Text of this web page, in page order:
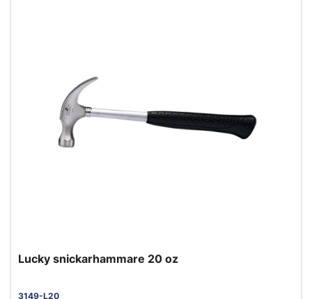
Lucky snickarhammare 20 oz
3149-L20